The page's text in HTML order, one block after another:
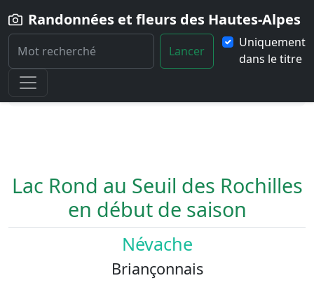
Randonnées et fleurs des Hautes-Alpes
Lancer
Uniquement
dans le titre
Home
Paysage
Lac-Rond-au-Seuil-des-Rochilles-en-debut-de-
saison
Lac Rond au Seuil des Rochilles
en début de saison
Névache
Briançonnais